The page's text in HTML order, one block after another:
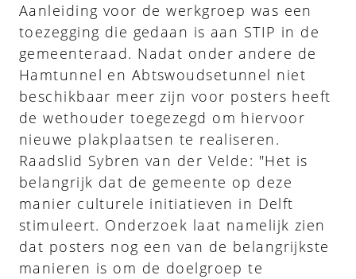
Aanleiding voor de werkgroep was een
toezegging die gedaan is aan STIP in de
gemeenteraad. Nadat onder andere de
Hamtunnel en Abtswoudsetunnel niet
beschikbaar meer zijn voor posters heeft
de wethouder toegezegd om hiervoor
nieuwe plakplaatsen te realiseren.
Raadslid Sybren van der Velde: "Het is
belangrijk dat de gemeente op deze
manier culturele initiatieven in Delft
stimuleert. Onderzoek laat namelijk zien
dat posters nog een van de belangrijkste
manieren is om de doelgroep te